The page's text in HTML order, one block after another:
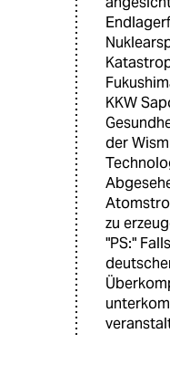
KKW
der
zu
"PS:"